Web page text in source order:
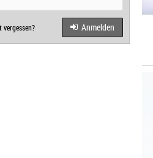
vergessen? Anmelden